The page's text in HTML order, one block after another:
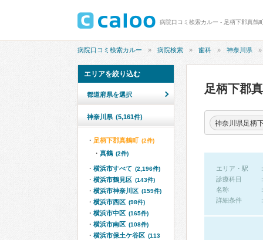
病院口コミ検索カルー - 足柄下郡真鶴
病院口コミ検索カルー 病院検索 歯科 神奈川県
足柄下郡
神奈川県足柄
エリア・駅
診療科目
名称
詳細条件
エリアを絞り込む
都道府県を選択
神奈川県 (5,161件)
足柄下郡真鶴町 (2件)
真鶴 (2件)
横浜市すべて (2,196件)
横浜市鶴見区 (143件)
横浜市神奈川区 (159件)
横浜市西区 (98件)
横浜市中区 (165件)
横浜市南区 (108件)
横浜市保土ケ谷区 (113